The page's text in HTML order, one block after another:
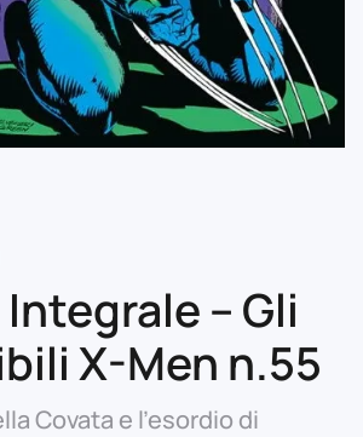
– Gli
X-Men n.55
Covata e l’esordio di